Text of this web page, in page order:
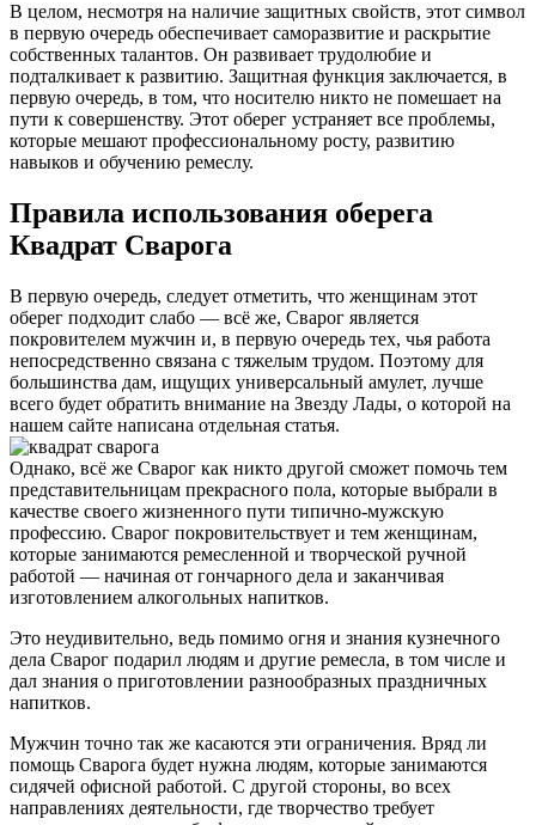
В целом, несмотря на наличие защитных свойств, этот символ
в первую очередь обеспечивает саморазвитие и раскрытие
собственных талантов. Он развивает трудолюбие и
подталкивает к развитию. Защитная функция заключается, в
первую очередь, в том, что носителю никто не помешает на
пути к совершенству. Этот оберег устраняет все проблемы,
которые мешают профессиональному росту, развитию
навыков и обучению ремеслу.
Правила использования оберега
Квадрат Сварога
В первую очередь, следует отметить, что женщинам этот
оберег подходит слабо — всё же, Сварог является
покровителем мужчин и, в первую очередь тех, чья работа
непосредственно связана с тяжелым трудом. Поэтому для
большинства дам, ищущих универсальный амулет, лучше
всего будет обратить внимание на Звезду Лады, о которой на
нашем сайте написана отдельная статья.
Однако, всё же Сварог как никто другой сможет помочь тем
представительницам прекрасного пола, которые выбрали в
качестве своего жизненного пути типично-мужскую
профессию. Сварог покровительствует и тем женщинам,
которые занимаются ремесленной и творческой ручной
работой — начиная от гончарного дела и заканчивая
изготовлением алкогольных напитков.
Это неудивительно, ведь помимо огня и знания кузнечного
дела Сварог подарил людям и другие ремесла, в том числе и
дал знания о приготовлении разнообразных праздничных
напитков.
Мужчин точно так же касаются эти ограничения. Вряд ли
помощь Сварога будет нужна людям, которые занимаются
сидячей офисной работой. С другой стороны, во всех
направлениях деятельности, где творчество требует